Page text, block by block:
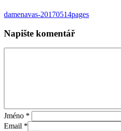
damenavas-20170514pages
Napište komentář
Jméno *
Email *